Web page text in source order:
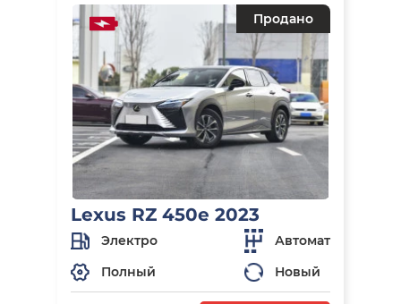
Продано
Lexus RZ 450e 2023
Электро
Автомат
Полный
Новый